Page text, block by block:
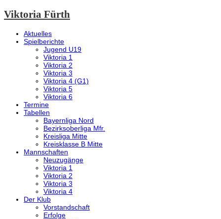
Viktoria Fürth
Aktuelles
Spielberichte
Jugend U19
Viktoria 1
Viktoria 2
Viktoria 3
Viktoria 4 (G1)
Viktoria 5
Viktoria 6
Termine
Tabellen
Bayernliga Nord
Bezirksoberliga Mfr.
Kreisliga Mitte
Kreisklasse B Mitte
Mannschaften
Neuzugänge
Viktoria 1
Viktoria 2
Viktoria 3
Viktoria 4
Der Klub
Vorstandschaft
Erfolge